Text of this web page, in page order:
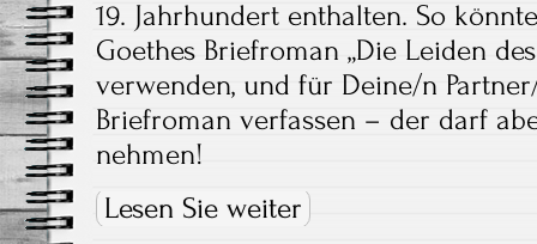
19. Jahrhundert enthalten. So
Goethes Briefroman „Die Leiden
verwenden, und für Deine/n
Briefroman verfassen – der darf
nehmen!
Lesen Sie weiter